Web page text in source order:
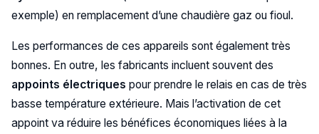
exemple) en remplacement d’une chaudière gaz ou fioul.
Les performances de ces appareils sont également très
bonnes. En outre, les fabricants incluent souvent des
appoints électriques pour prendre le relais en cas de très
basse température extérieure. Mais l’activation de cet
appoint va réduire les bénéfices économiques liées à la